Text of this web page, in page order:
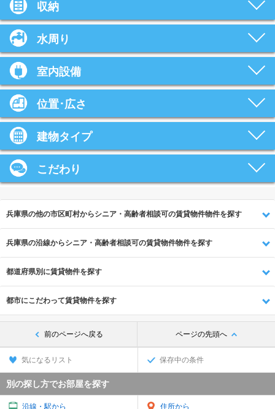
収納
水周り
室内設備
位置･広さ
建物タイプ
こだわり
兵庫県の他の市区町村からシニア・高齢者相談可の賃貸物件物件を探す
兵庫県の沿線からシニア・高齢者相談可の賃貸物件物件を探す
都道府県別に賃貸物件を探す
都市にこだわって賃貸物件を探す
前のページへ戻る ページの先頭へ
気になるリスト 保存中の条件
別の探し方でお部屋を探す
沿線・駅から 住所から